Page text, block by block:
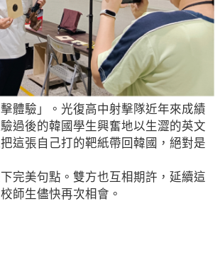
體驗」。光復高中射擊隊近年來成績
過後的韓國學生興奮地以生澀的英文
這張自己打的靶紙帶回韓國，絕對是
完美句點。雙方也互相期許，延續這
師生儘快再次相會。